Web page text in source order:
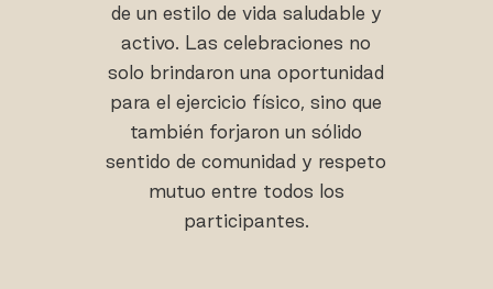
de un estilo de vida saludable y
activo. Las celebraciones no
solo brindaron una oportunidad
para el ejercicio físico, sino que
también forjaron un sólido
sentido de comunidad y respeto
mutuo entre todos los
participantes.